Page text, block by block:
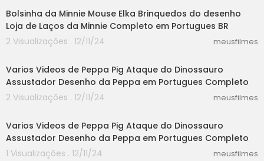
Bolsinha da Minnie Mouse Elka Brinquedos do desenho
Loja de Laços da Minnie Completo em Portugues BR
2 Visualizações . 12/11/24
meusfilmes
Varios Videos de Peppa Pig Ataque do Dinossauro
Assustador Desenho da Peppa em Portugues Completo
2 Visualizações . 12/11/24
meusfilmes
Varios Videos de Peppa Pig Ataque do Dinossauro
Assustador Desenho da Peppa em Portugues Completo
1 Visualizações . 12/11/24
meusfilmes